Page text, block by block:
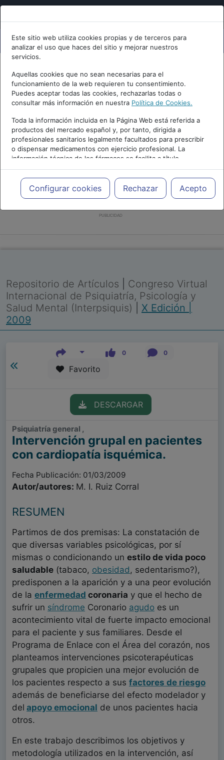
Este sitio web utiliza cookies propias y de terceros para
analizar el uso que haces del sitio y mejorar nuestros
servicios.
Aquellas cookies que no sean necesarias para el
funcionamiento de la web requieren tu consentimiento.
Puedes aceptar todas las cookies, rechazarlas todas o
consultar más información en nuestra Política de Cookies.
Toda la información incluida en la Página Web está referida a
productos del mercado español y, por tanto, dirigida a
profesionales sanitarios legalmente facultados para prescribir
o dispensar medicamentos con ejercicio profesional. La
información técnica de los fármacos se facilita a título
meramente informativo, siendo responsabilidad de los
profesionales facultados prescribir medicamentos y decidir, en
cada caso concreto, el tratamiento más adecuado a las
necesidades del paciente.
Configurar cookies Rechazar Acepto
PUBLICIDAD
Repositorio de Artículos
Congreso Virtual
Internacional de Psiquiatría, Psicología y
Salud Mental (Interpsiquis)
X Edición |
2009
0 0
Favorito
DESCARGAR
Psiquiatría general ,
Intervención grupal en pacientes
con cardiopatía isquémica.
Fecha Publicación: 01/03/2009
Autor/autores: M. I. Ruiz Corral
RESUMEN
Partimos de dos premisas: La constatación de
que diversas variables psicológicas, por sí
mismas o condicionando un estilo de vida poco
saludable (tabaco, obesidad, sedentarismo?),
predisponen a la aparición y a una peor evolución
de la enfermedad coronaria y que el hecho de
sufrir un síndrome Coronario agudo es un
acontecimiento vital de fuerte impacto emocional
para el paciente y sus familiares. Desde el
Programa de Enlace con el Área del corazón, nos
planteamos intervenciones psicoterapéuticas
grupales que propicien una mejor evolución de
los pacientes respecto a sus factores de riesgo
además de beneficiarse del efecto modelador y
del apoyo emocional de unos pacientes hacia
otros.
En este trabajo describimos los objetivos y
metodología utilizados en la intervención, así